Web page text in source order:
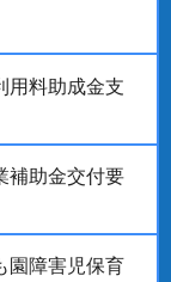
用料助成金支
補助金交付要
園障害児保育